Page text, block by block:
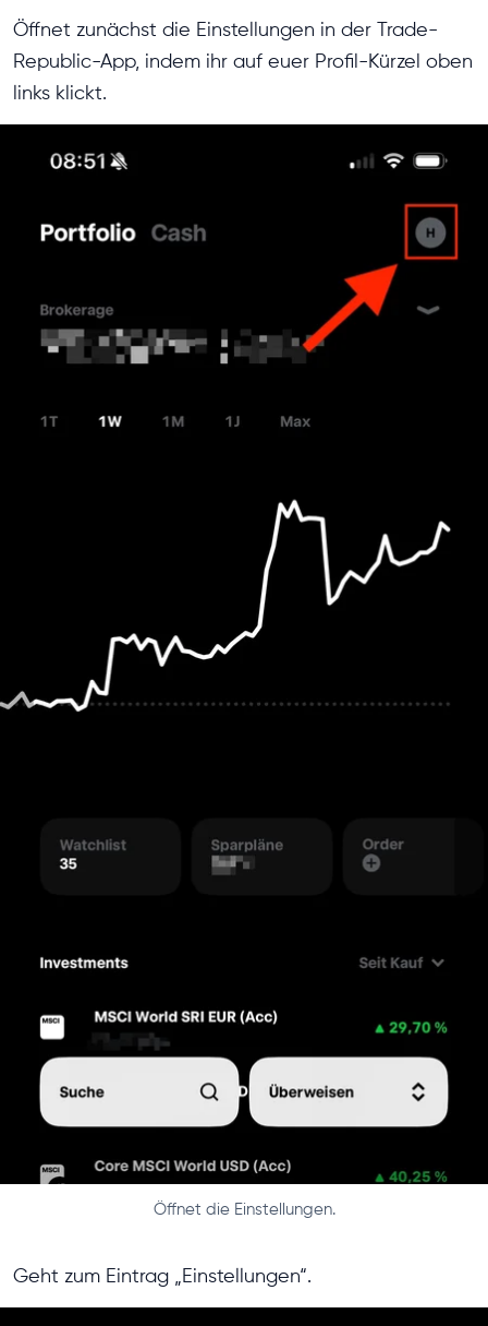
Öffnet zunächst die Einstellungen in der Trade-
Republic-App, indem ihr auf euer Profil-Kürzel oben
links klickt.
Öffnet die Einstellungen.
Geht zum Eintrag „Einstellungen“.